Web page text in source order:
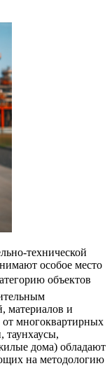
технической
особое место
объектов
материалов и
от многоквартирных
таунхаусы,
дома) обладают
на методологию